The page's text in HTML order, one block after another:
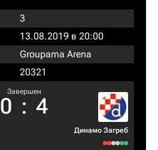
3
13.08.2019 в 20:00
Groupama Arena
20321
Завершен
0 : 4
Динамо Загреб